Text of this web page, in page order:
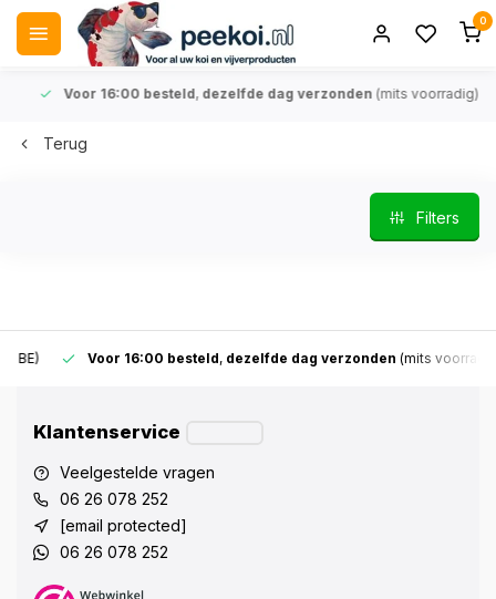
0
Voor 16:00 besteld,dezelfde dag verzonden(mits voorradig)
Terug
Filters
Voor 16:00 besteld,dezelfde dag verzonden(mits voorradig)
Klantenservice
Veelgestelde vragen
06 26 078 252
[email protected]
06 26 078 252